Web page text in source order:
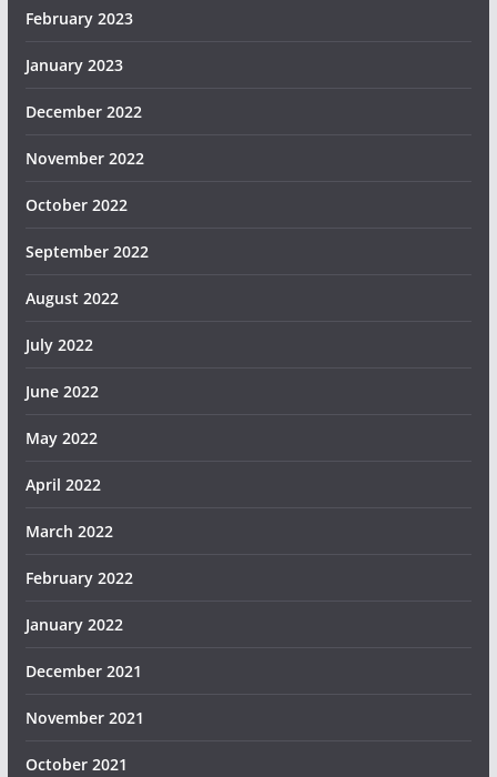
February 2023
January 2023
December 2022
November 2022
October 2022
September 2022
August 2022
July 2022
June 2022
May 2022
April 2022
March 2022
February 2022
January 2022
December 2021
November 2021
October 2021